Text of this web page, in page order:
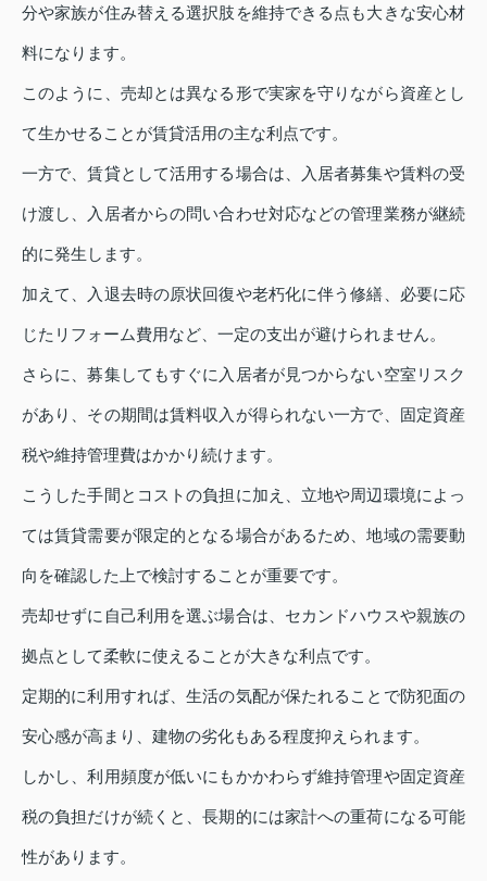
分や家族が住み替える選択肢を維持できる点も大きな安心材
料になります。
このように、売却とは異なる形で実家を守りながら資産とし
て生かせることが賃貸活用の主な利点です。
一方で、賃貸として活用する場合は、入居者募集や賃料の受
け渡し、入居者からの問い合わせ対応などの管理業務が継続
的に発生します。
加えて、入退去時の原状回復や老朽化に伴う修繕、必要に応
じたリフォーム費用など、一定の支出が避けられません。
さらに、募集してもすぐに入居者が見つからない空室リスク
があり、その期間は賃料収入が得られない一方で、固定資産
税や維持管理費はかかり続けます。
こうした手間とコストの負担に加え、立地や周辺環境によっ
ては賃貸需要が限定的となる場合があるため、地域の需要動
向を確認した上で検討することが重要です。
売却せずに自己利用を選ぶ場合は、セカンドハウスや親族の
拠点として柔軟に使えることが大きな利点です。
定期的に利用すれば、生活の気配が保たれることで防犯面の
安心感が高まり、建物の劣化もある程度抑えられます。
しかし、利用頻度が低いにもかかわらず維持管理や固定資産
税の負担だけが続くと、長期的には家計への重荷になる可能
性があります。